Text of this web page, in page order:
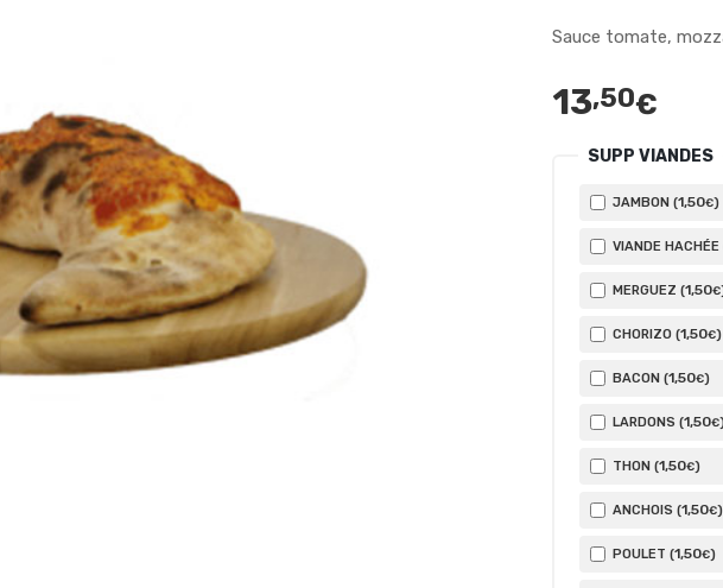
Sauce tomate,
13,50€
SUPP VIANDES
JAMBON (1,50€)
VIANDE HACHÉE
MERGUEZ (1,50€
CHORIZO (1,50€)
BACON (1,50€)
LARDONS (1,50€
THON (1,50€)
ANCHOIS (1,50€)
POULET (1,50€)